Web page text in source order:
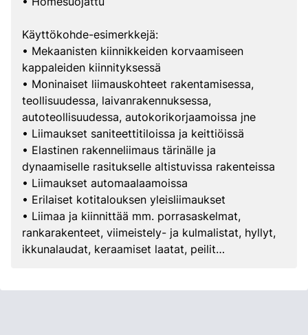
Käyttökohde-esimerkkejä:
• Mekaanisten kiinnikkeiden korvaamiseen
kappaleiden kiinnityksessä
• Moninaiset liimauskohteet rakentamisessa,
teollisuudessa, laivanrakennuksessa,
autoteollisuudessa, autokorikorjaamoissa jne
• Liimaukset saniteettitiloissa ja keittiöissä
• Elastinen rakenneliimaus tärinälle ja
dynaamiselle rasitukselle altistuvissa rakenteissa
• Liimaukset automaalaamoissa
• Erilaiset kotitalouksen yleisliimaukset
• Liimaa ja kiinnittää mm. porrasaskelmat,
rankarakenteet, viimeistely- ja kulmalistat, hyllyt,
ikkunalaudat, keraamiset laatat, peilit…